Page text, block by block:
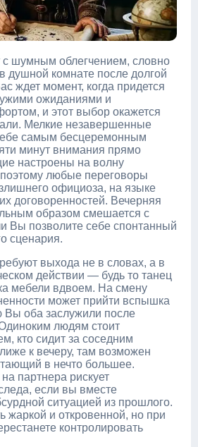
с шумным облегчением, словно
душной комнате после долгой
ждет момент, когда придется
ожиданиями и
и этот выбор окажется
Мелкие незавершенные
самым бесцеремонным
минут внимания прямо
настроены на волну
любые переговоры
официоза, на языке
договоренностей. Вечерняя
образом смешается с
Вы позволите себе спонтанный
сценария.
выхода не в словах, а в
действии — будь то танец
мебели вдвоем. На смену
может прийти вспышка
Вы оба заслужили после
людям стоит
кто сидит за соседним
к вечеру, там возможен
в нечто большее.
партнера рискует
если вы вместе
ситуацией из прошлого.
жаркой и откровенной, но при
контролировать